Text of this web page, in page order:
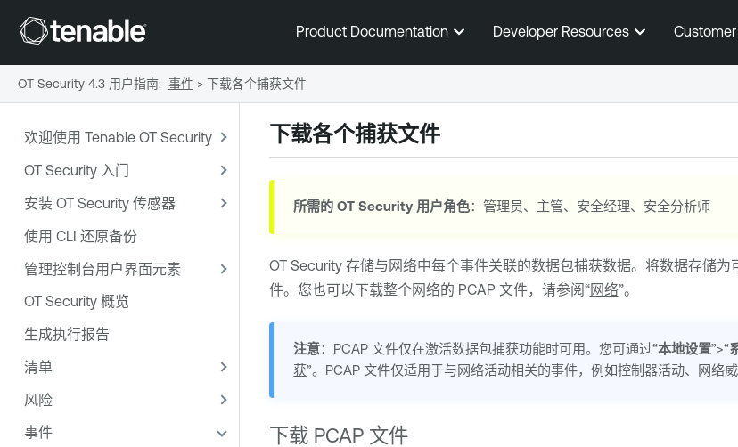
跳到主内容
Product Documentation Developer Resources
欢迎使用 Tenable OT Security
OT Security 入门
安装 OT Security 传感器
使用 CLI 还原备份
管理控制台用户界面元素
OT Security 概览
生成执行报告
清单
风险
事件
下载各个捕获文件
所需的OT Security 用户角色：管理员、主管、安全经理、安全分析师
OT Security存储与网络中每个事件关联的数据包捕获数据。将数据存储
件。您也可以下载整个网络的 PCAP 文件，请参阅“网络”。
注意：PCAP 文件仅在激活数据包捕获功能时可用。您可通过“本地设置”>“
获”。PCAP 文件仅适用于与网络活动相关的事件，例如控制器活动、网络
下载 PCAP 文件
OT Security 4.3 用户指南: 事件 > 下载各个捕获文件